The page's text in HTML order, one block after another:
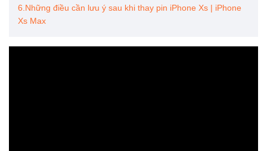
6.Những điều cần lưu ý sau khi thay pin iPhone Xs | iPhone
Xs Max